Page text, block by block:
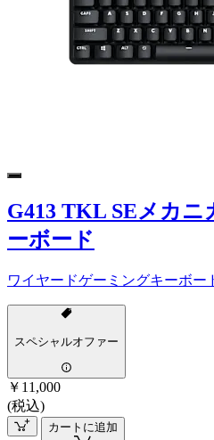
G413 TKL SEメカ
ーボード
ワイヤードゲーミングキーボー
スペシャルオファー
￥11,000
(税込)
カートに追加